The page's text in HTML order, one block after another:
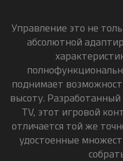
Управление это не
абсолютной
поднимает
высоту.
TV, этот игровой
отличается той же
удостоенные